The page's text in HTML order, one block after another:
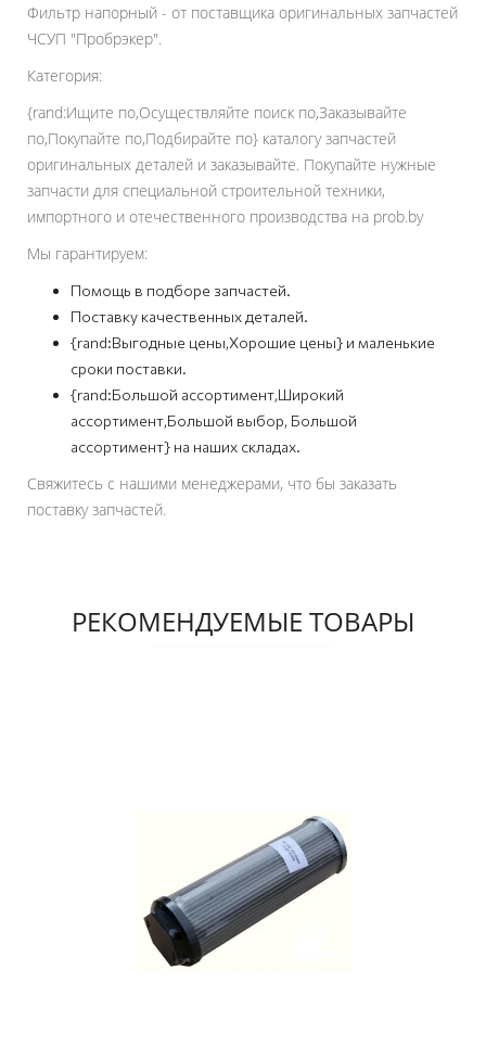
Фильтр напорный - от поставщика оригинальных запчастей
ЧСУП "Пробрэкер".
Категория:
{rand:Ищите по,Осуществляйте поиск по,Заказывайте
по,Покупайте по,Подбирайте по} каталогу запчастей
оригинальных деталей и заказывайте. Покупайте нужные
запчасти для специальной строительной техники,
импортного и отечественного производства на prob.by
Мы гарантируем:
Помощь в подборе запчастей.
Поставку качественных деталей.
{rand:Выгодные цены,Хорошие цены} и маленькие
сроки поставки.
{rand:Большой ассортимент,Широкий
ассортимент,Большой выбор, Большой
ассортимент} на наших складах.
Свяжитесь с нашими менеджерами, что бы заказать
поставку запчастей.
РЕКОМЕНДУЕМЫЕ ТОВАРЫ